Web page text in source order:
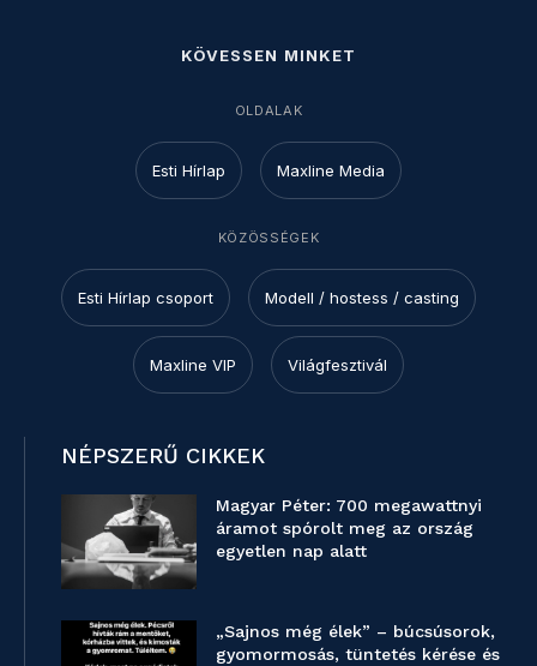
KÖVESSEN MINKET
OLDALAK
Esti Hírlap Maxline Media
KÖZÖSSÉGEK
Esti Hírlap csoport Modell / hostess / casting
Maxline VIP Világfesztivál
NÉPSZERŰ CIKKEK
Magyar Péter: 700 megawattnyi
áramot spórolt meg az ország
egyetlen nap alatt
„Sajnos még élek” – búcsúsorok,
gyomormosás, tüntetés kérése és